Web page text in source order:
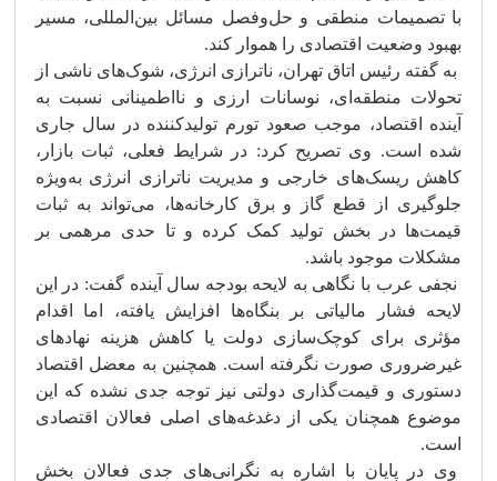
با تصمیمات منطقی و حل‌وفصل مسائل بین‌المللی، مسیر
بهبود وضعیت اقتصادی را هموار کند.
به گفته رئیس اتاق تهران، ناترازی انرژی، شوک‌های ناشی از
تحولات منطقه‌ای، نوسانات ارزی و نااطمینانی نسبت به
آینده اقتصاد، موجب صعود تورم تولیدکننده در سال جاری
شده است. وی تصریح کرد: در شرایط فعلی، ثبات بازار،
کاهش ریسک‌های خارجی و مدیریت ناترازی انرژی به‌ویژه
جلوگیری از قطع گاز و برق کارخانه‌ها، می‌تواند به ثبات
قیمت‌ها در بخش تولید کمک کرده و تا حدی مرهمی بر
مشکلات موجود باشد.
نجفی عرب با نگاهی به لایحه بودجه سال آینده گفت: در این
لایحه فشار مالیاتی بر بنگاه‌ها افزایش یافته، اما اقدام
مؤثری برای کوچک‌سازی دولت یا کاهش هزینه نهادهای
غیرضروری صورت نگرفته است. همچنین به معضل اقتصاد
دستوری و قیمت‌گذاری دولتی نیز توجه جدی نشده که این
موضوع همچنان یکی از دغدغه‌های اصلی فعالان اقتصادی
است.
وی در پایان با اشاره به نگرانی‌های جدی فعالان بخش